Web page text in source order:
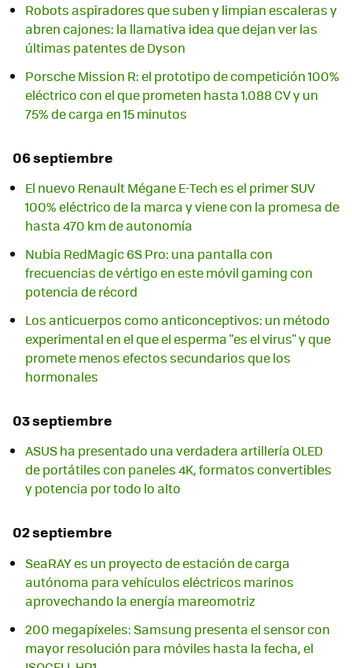
Robots aspiradores que suben y limpian escaleras y
abren cajones: la llamativa idea que dejan ver las
últimas patentes de Dyson
Porsche Mission R: el prototipo de competición 100%
eléctrico con el que prometen hasta 1.088 CV y un
75% de carga en 15 minutos
06 septiembre
El nuevo Renault Mégane E-Tech es el primer SUV
100% eléctrico de la marca y viene con la promesa de
hasta 470 km de autonomía
Nubia RedMagic 6S Pro: una pantalla con
frecuencias de vértigo en este móvil gaming con
potencia de récord
Los anticuerpos como anticonceptivos: un método
experimental en el que el esperma "es el virus" y que
promete menos efectos secundarios que los
hormonales
03 septiembre
ASUS ha presentado una verdadera artillería OLED
de portátiles con paneles 4K, formatos convertibles
y potencia por todo lo alto
02 septiembre
SeaRAY es un proyecto de estación de carga
autónoma para vehículos eléctricos marinos
aprovechando la energía mareomotriz
200 megapíxeles: Samsung presenta el sensor con
mayor resolución para móviles hasta la fecha, el